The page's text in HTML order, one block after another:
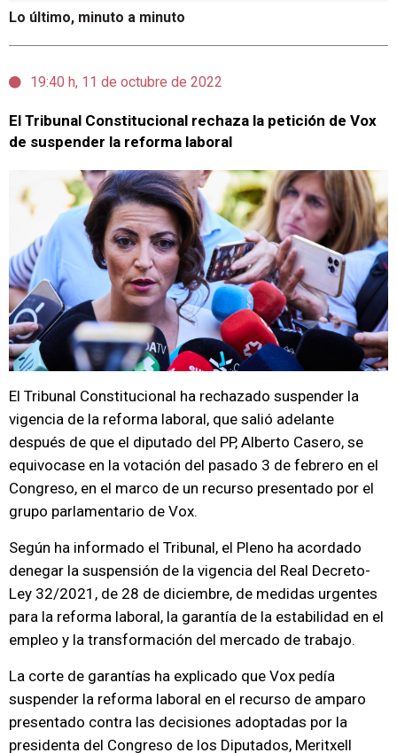
Lo último, minuto a minuto
19:40 h, 11 de octubre de 2022
El Tribunal Constitucional rechaza la petición de Vox
de suspender la reforma laboral
El Tribunal Constitucional ha rechazado suspender la
vigencia de la reforma laboral, que salió adelante
después de que el diputado del PP, Alberto Casero, se
equivocase en la votación del pasado 3 de febrero en el
Congreso, en el marco de un recurso presentado por el
grupo parlamentario de Vox.
Según ha informado el Tribunal, el Pleno ha acordado
denegar la suspensión de la vigencia del Real Decreto-
Ley 32/2021, de 28 de diciembre, de medidas urgentes
para la reforma laboral, la garantía de la estabilidad en el
empleo y la transformación del mercado de trabajo.
La corte de garantías ha explicado que Vox pedía
suspender la reforma laboral en el recurso de amparo
presentado contra las decisiones adoptadas por la
presidenta del Congreso de los Diputados, Meritxell